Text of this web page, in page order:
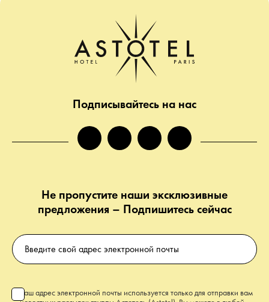
Подписывайтесь на нас
facebookinstagramtwitter tiktok
Не пропустите наши эксклюзивные
предложения – Подпишитесь сейчас
Ваш адрес электронной почты используется только для отправки вам